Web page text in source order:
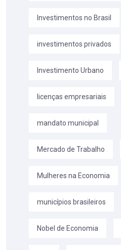
Investimentos no Brasil
investimentos privados
Investimento Urbano
licenças empresariais
mandato municipal
Mercado de Trabalho
Mulheres na Economia
municípios brasileiros
Nobel de Economia